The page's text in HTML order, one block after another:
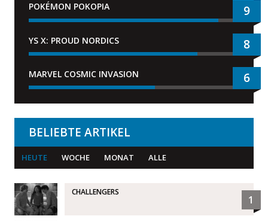
POKÉMON POKOPIA 9
YS X: PROUD NORDICS 8
MARVEL COSMIC INVASION 6
BELIEBTE ARTIKEL
HEUTE WOCHE MONAT ALLE
CHALLENGERS
1